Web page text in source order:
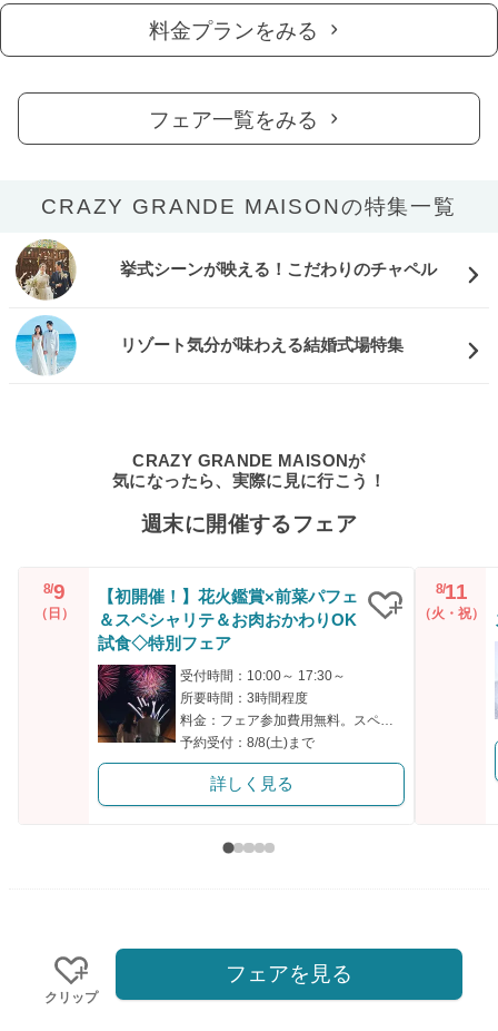
料金プランをみる
フェア一覧をみる
CRAZY GRANDE MAISONの特集一覧
挙式シーンが映える！こだわりのチャペル
リゾート気分が味わえる結婚式場特集
CRAZY GRANDE MAISONが
気になったら、実際に見に行こう！
週末に開催するフェア
8/9
（日）
【初開催！】花火鑑賞×前菜パフェ
＆スペシャリテ＆お肉おかわりOK
試食◇特別フェア
受付時間：10:00～ 17:30～
所要時間：3時間程度
料金：フェア参加費用無料。スペシャリテ無料試食付き。
予約受付：8/8(土)まで
詳しく見る
8/11
（火・祝）
クリップ
フェアを見る